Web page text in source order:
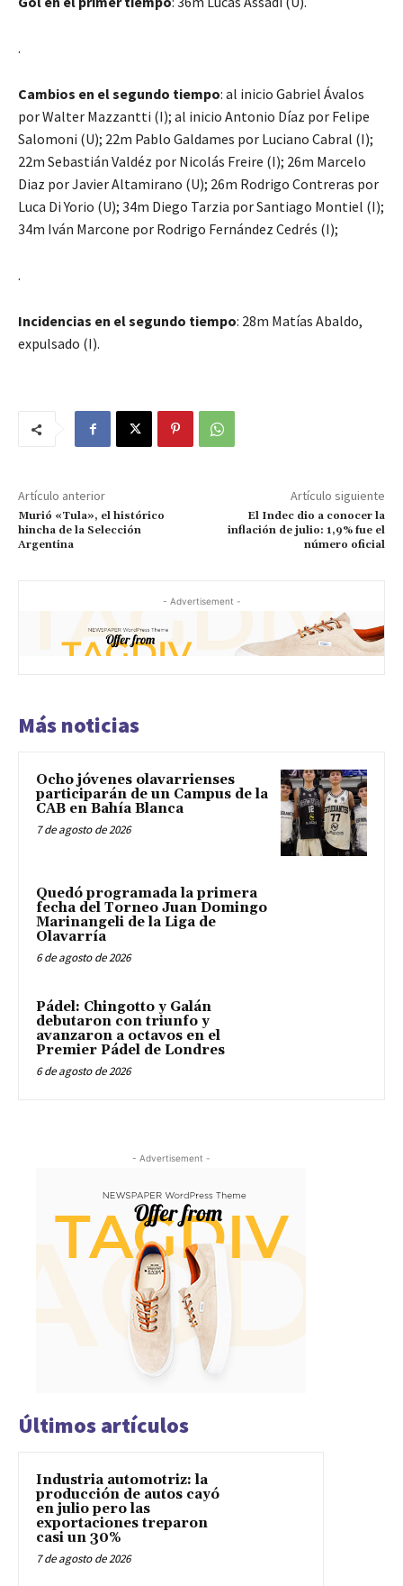
.
Cambios en el segundo tiempo: al inicio Gabriel Ávalos
por Walter Mazzantti (I); al inicio Antonio Díaz por Felipe
Salomoni (U); 22m Pablo Galdames por Luciano Cabral (I);
22m Sebastián Valdéz por Nicolás Freire (I); 26m Marcelo
Diaz por Javier Altamirano (U); 26m Rodrigo Contreras por
Luca Di Yorio (U); 34m Diego Tarzia por Santiago Montiel (I);
34m Iván Marcone por Rodrigo Fernández Cedrés (I);
.
Incidencias en el segundo tiempo: 28m Matías Abaldo,
expulsado (I).
Artículo anterior
Murió «Tula», el histórico
hincha de la Selección
Argentina
Artículo siguiente
El Indec dio a conocer la
inflación de julio: 1,9% fue el
número oficial
- Advertisement -
Más noticias
Ocho jóvenes olavarrienses
participarán de un Campus de la
CAB en Bahía Blanca
7 de agosto de 2026
Quedó programada la primera
fecha del Torneo Juan Domingo
Marinangeli de la Liga de
Olavarría
6 de agosto de 2026
Pádel: Chingotto y Galán
debutaron con triunfo y
avanzaron a octavos en el
Premier Pádel de Londres
6 de agosto de 2026
- Advertisement -
Últimos artículos
Industria automotriz: la
producción de autos cayó
en julio pero las
exportaciones treparon
casi un 30%
7 de agosto de 2026